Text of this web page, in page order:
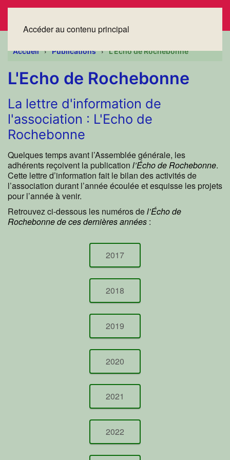
Accéder au contenu principal
Accueil Publications L'Echo de Rochebonne
L'Echo de Rochebonne
La lettre d'information de
l'association : L'Echo de
Rochebonne
Quelques temps avant l’Assemblée générale, les
adhérents reçoivent la publication l’Écho de Rochebonne.
Cette lettre d’information fait le bilan des activités de
l’association durant l’année écoulée et esquisse les projets
pour l’année à venir.
Retrouvez ci-dessous les numéros del’Écho de
Rochebonne de ces dernières années :
2017
2018
2019
2020
2021
2022